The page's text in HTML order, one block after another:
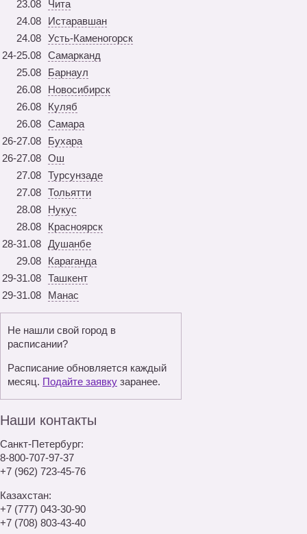
23.08
Чита
24.08
Истаравшан
24.08 Усть-Каменогорск
24-25.08 Самарканд
25.08
Барнаул
26.08
Новосибирск
26.08
Куляб
26.08 Самара
26-27.08
Бухара
26-27.08 Ош
27.08 Турсунзаде
27.08 Тольятти
28.08
Нукус
28.08
Красноярск
28-31.08 Душанбе
29.08
Караганда
29-31.08 Ташкент
29-31.08
Манас
Не нашли свой город в
расписании?
Расписание обновляется каждый
месяц. Подайте заявку заранее.
Наши контакты
Санкт-Петербург:
8-800-707-97-37
+7 (962) 723-45-76
Казахстан:
+7 (777) 043-30-90
+7 (708) 803-43-40